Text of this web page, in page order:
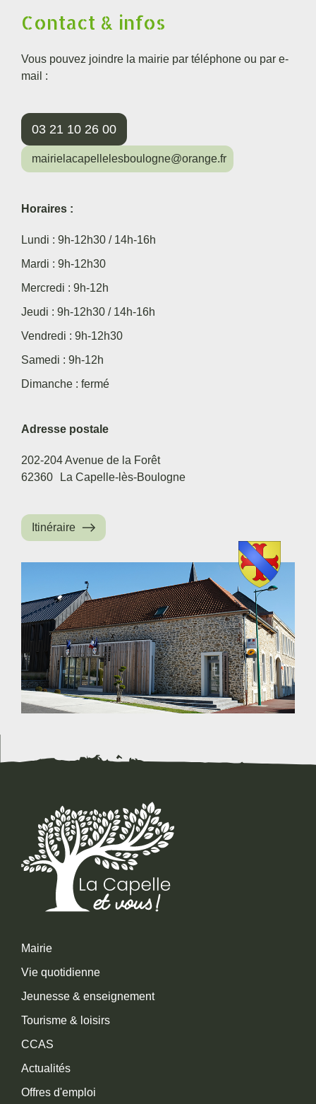
Contact & infos
Vous pouvez joindre la mairie par téléphone ou par e-
mail :
03 21 10 26 00
mairielacapellelesboulogne@orange.fr
Horaires :
Lundi : 9h-12h30 / 14h-16h
Mardi : 9h-12h30
Mercredi : 9h-12h
Jeudi : 9h-12h30 / 14h-16h
Vendredi : 9h-12h30
Samedi : 9h-12h
Dimanche : fermé
Adresse postale
202-204 Avenue de la Forêt
62360
La Capelle-lès-Boulogne
Itinéraire
Mairie
Vie quotidienne
Jeunesse & enseignement
Tourisme & loisirs
CCAS
Actualités
Offres d'emploi